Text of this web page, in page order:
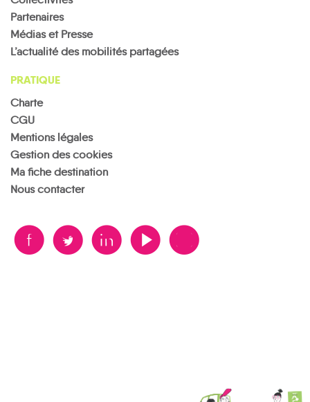
Partenaires
Médias et Presse
L’actualité des mobilités partagées
PRATIQUE
Charte
CGU
Mentions légales
Gestion des cookies
Ma fiche destination
Nous contacter
B A D F V